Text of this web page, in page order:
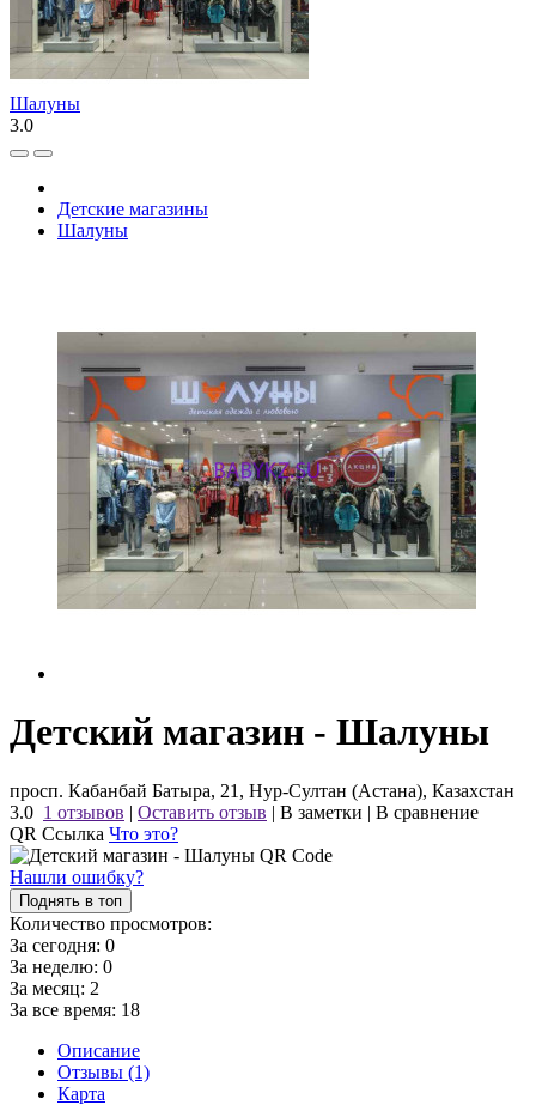
Шалуны
3.0
Детские магазины
Шалуны
Детский магазин - Шалуны
просп. Кабанбай Батыра, 21, Нур-Султан (Астана), Казахстан
3.0 1 отзывов | Оставить отзыв | В заметки | В сравнение
QR Ссылка Что это?
Нашли ошибку?
Поднять в топ
Количество просмотров:
За сегодня: 0
За неделю: 0
За месяц: 2
За все время: 18
Описание
Отзывы (1)
Карта